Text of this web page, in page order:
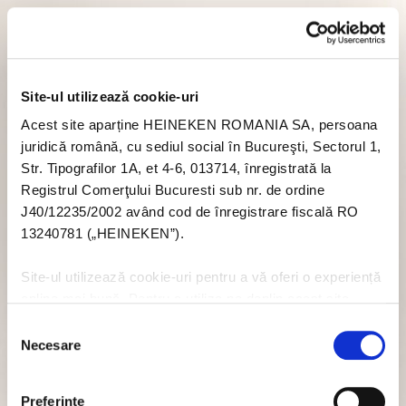
Site-ul utilizează cookie-uri
Acest site aparține HEINEKEN ROMANIA SA, persoana
juridică română, cu sediul social în Bucureşti, Sectorul 1,
Str. Tipografilor 1A, et 4-6, 013714, înregistrată la
Registrul Comerţului Bucuresti sub nr. de ordine
J40/12235/2002 având cod de înregistrare fiscală RO
13240781 („HEINEKEN”).
Site-ul utilizează cookie-uri pentru a vă oferi o experiență
acceptați cookie-uri în legătură cu utilizarea acestui site
nu trebuie să acceptați cookie-uri prin intermediul banner-
ului pop-up, sau puteți să dezactivați cookie-urile - dar
consimțământului
Necesare
Preferinţe